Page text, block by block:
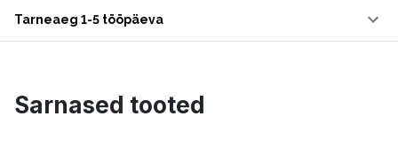
Tarneaeg 1-5 tööpäeva
Sarnased tooted